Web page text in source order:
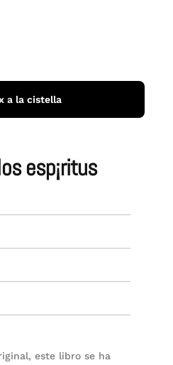
este libro se ha
a la cistella